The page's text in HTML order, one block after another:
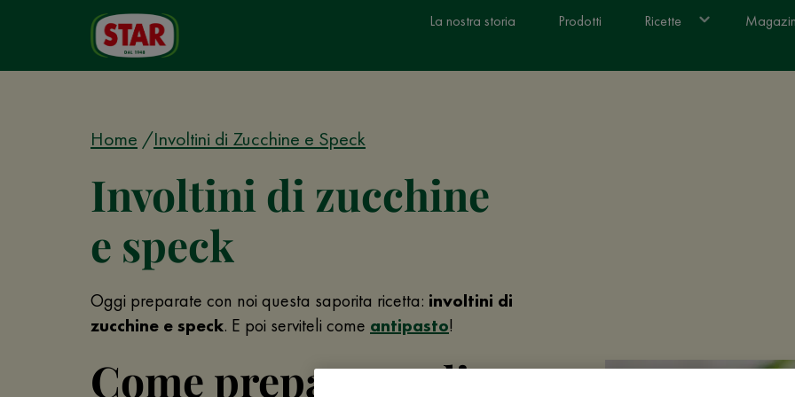
La nostra storia Prodotti Ricette
Home Involtini di Zucchine e Speck
Involtini di zucchine
e speck
Oggi preparate con noi questa saporita ricetta: involtini di
zucchine e speck. E poi serviteli come antipasto!
Come preparare gli